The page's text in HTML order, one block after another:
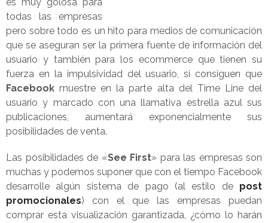
todas las empresas
pero sobre todo es un hito para medios de comunicación
que se aseguran ser la primera fuente de información del
usuario y también para los ecommerce que tienen su
fuerza en la impulsividad del usuario, si consiguen que
Facebook muestre en la parte alta del Time Line del
usuario y marcado con una llamativa estrella azul sus
publicaciones, aumentará exponencialmente sus
posibilidades de venta.
Las posibilidades de «See First» para las empresas son
muchas y podemos suponer que con el tiempo Facebook
desarrolle algún sistema de pago (al estilo de post
promocionales) con el que las empresas puedan
comprar esta visualización garantizada, ¿cómo lo harán